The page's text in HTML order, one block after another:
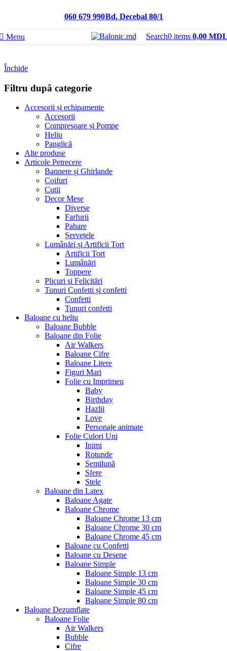
060 679 990Bd. Decebal 80/1
Menu Search0 items 0,00
Închide
Filtru după categorie
Accesorii și echipamente
Accesorii
Compresoare și Pompe
Heliu
Panglică
Alte produse
Articole Petrecere
Bannere și Ghirlande
Coifuri
Cutii
Decor Mese
Diverse
Farfurii
Pahare
Șervețele
Lumânări și Artificii Tort
Artificii Tort
Lumânări
Toppere
Plicuri şi Felicitări
Tunuri Confetti și confetti
Confetti
Tunuri confetti
Baloane cu heliu
Baloane Bubble
Baloane din Folie
Air Walkers
Baloane Cifre
Baloane Litere
Figuri Mari
Folie cu Imprimeu
Baby
Birthday
Hazlii
Love
Personaje animate
Folie Culori Uni
Inimi
Rotunde
Semilună
Sfere
Stele
Baloane din Latex
Baloane Agate
Baloane Chrome
Baloane Chrome 13 cm
Baloane Chrome 30 cm
Baloane Chrome 45 cm
Baloane cu Confetti
Baloane cu Desene
Baloane Simple
Baloane Simple 13 cm
Baloane Simple 30 cm
Baloane Simple 45 cm
Baloane Simple 80 cm
Baloane Dezumflate
Baloane Folie
Air Walkers
Bubble
Cifre